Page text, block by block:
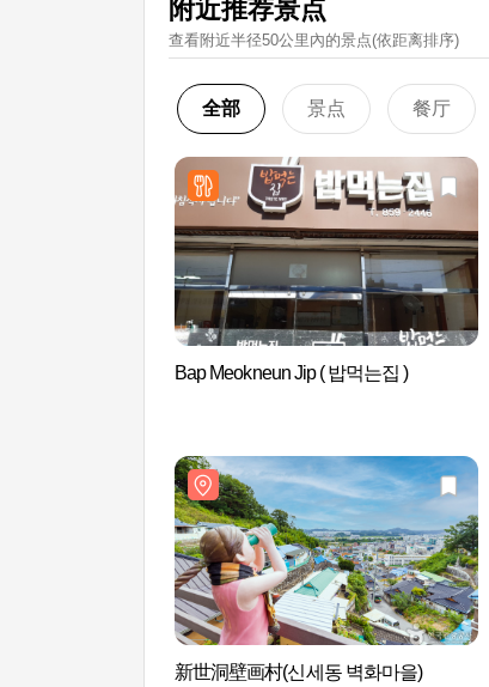
附近推荐景点
查看附近半径50公里內的景点(依距离排序)
全部 景点 餐厅
Bap Meokneun Jip ( 밥먹는집 )
新世洞壁画村(신세동 벽화마을)